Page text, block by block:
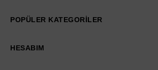
POPÜLER KATEGORİLER
HESABIM